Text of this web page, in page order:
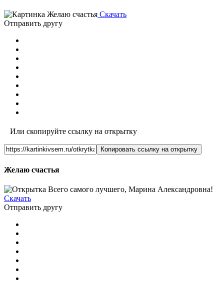
Скачать
Отправить другу
Или скопируйте ссылку на открытку
Копировать ссылку на открытку
Желаю счастья
Скачать
Отправить другу